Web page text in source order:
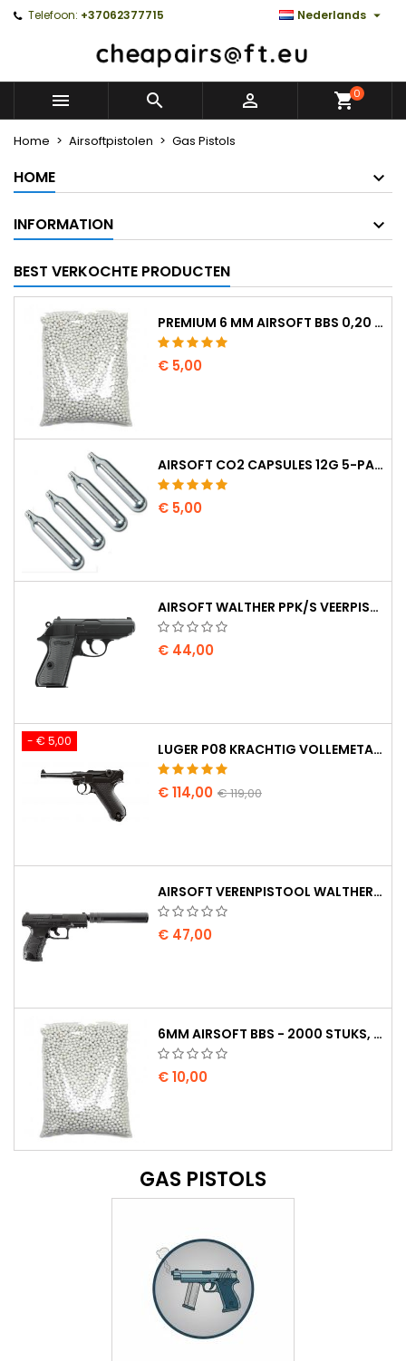
Telefoon: +37062377715 Nederlands 
   0
Home Airsoftpistolen Gas Pistols
HOME
INFORMATION
BEST VERKOCHTE PRODUCTEN
PREMIUM 6 MM AIRSOFT BBS 0,20 G - 1000 KOGELS, NO-JAM, RECHT SCHIETEND
€ 5,00
AIRSOFT CO2 CAPSULES 12G 5-PAK - GEMAAKT IN HONGARIJE, EU, PREMIUM KWALITEIT
€ 5,00
AIRSOFT WALTHER PPK/S VEERPISTOOL
€ 44,00
- € 5,00 LUGER P08 KRACHTIG VOLLEMETAAL CO2 AIRSOFT PISTOOL - UMAREX LEGENDS
€ 114,00 € 119,00
AIRSOFT VERENPISTOOL WALTHER PPQ NAVY MET GELUIDDEMPER
€ 47,00
6MM AIRSOFT BBS - 2000 STUKS, 0,20G, HOGE KWALITEIT
€ 10,00
GAS PISTOLS